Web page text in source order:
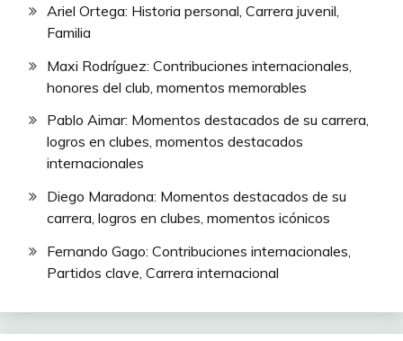
Ariel Ortega: Historia personal, Carrera juvenil,
Familia
Maxi Rodríguez: Contribuciones internacionales,
honores del club, momentos memorables
Pablo Aimar: Momentos destacados de su carrera,
logros en clubes, momentos destacados
internacionales
Diego Maradona: Momentos destacados de su
carrera, logros en clubes, momentos icónicos
Fernando Gago: Contribuciones internacionales,
Partidos clave, Carrera internacional